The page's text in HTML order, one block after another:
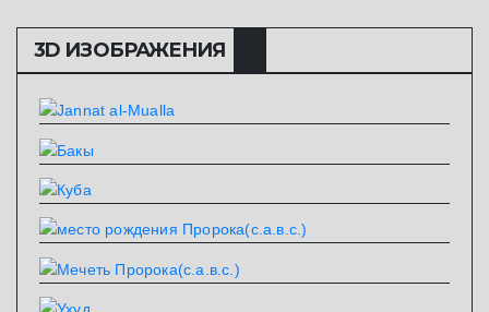
3D ИЗОБРАЖЕНИЯ